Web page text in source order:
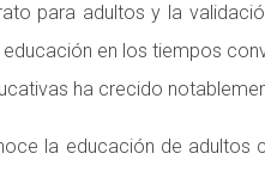
para adultos y la
en los tiempos
ha crecido
la educación de